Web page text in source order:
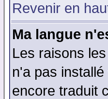
Revenir en
Ma langue
Les raisons
n'a pas
encore traduit